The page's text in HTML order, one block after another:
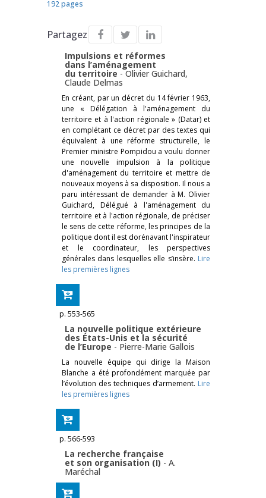
192 pages
Partagez
Impulsions et réformes
dans l’aménagement
du territoire -Olivier Guichard,
Claude Delmas
En créant, par un décret du 14 février 1963,
une « Délégation à l'aménagement du
territoire et à l'action régionale » (Datar) et
en complétant ce décret par des textes qui
équivalent à une réforme structurelle, le
Premier ministre Pompidou a voulu donner
une nouvelle impulsion à la politique
d'aménagement du territoire et mettre de
nouveaux moyens à sa disposition. Il nous a
paru intéressant de demander à M. Olivier
Guichard, Délégué à l'aménagement du
territoire et à l'action régionale, de préciser
le sens de cette réforme, les principes de la
politique dont il est dorénavant l'inspirateur
et le coordinateur, les perspectives
générales dans lesquelles elle s’insère. Lire
les premières lignes
p. 553-565
La nouvelle politique extérieure
des États-Unis et la sécurité
de l’Europe - Pierre-Marie Gallois
La nouvelle équipe qui dirige la Maison
Blanche a été profondément marquée par
l’évolution des techniques d’armement. Lire
les premières lignes
p. 566-593
La recherche française
et son organisation (I) - A.
Maréchal